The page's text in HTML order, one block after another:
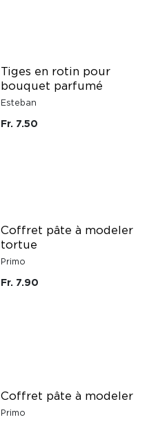
Tiges en rotin pour
bouquet parfumé
Esteban
Fr. 7.50
Coffret pâte à modeler
tortue
Primo
Fr. 7.90
Coffret pâte à modeler
Primo